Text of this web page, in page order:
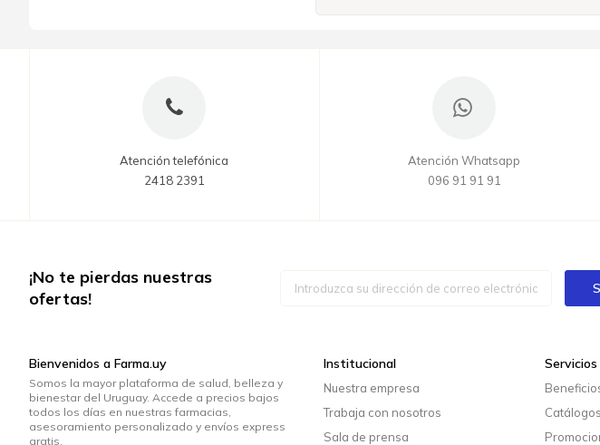
Atención telefónica
2418 2391
Atención Whatsapp
096 91 91 91
¡No te pierdas nuestras
ofertas!
Bienvenidos a Farma.uy
Somos la mayor plataforma de salud, belleza y
bienestar del Uruguay. Accede a precios bajos
todos los días en nuestras farmacias,
asesoramiento personalizado y envíos express
gratis.
Institucional
Nuestra empresa
Trabaja con nosotros
Sala de prensa
Servicios
Catálogos